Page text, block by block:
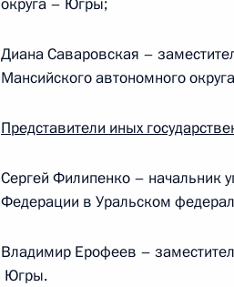
Рабочая встреча с
автономного округа Натальей
Дмитрий Медведев посетил
23 марта 2010 года, 14:00
Диана Саваровская –
Мансийского автономного
Представители иных
Сергей Филипенко – начальник
Федерации в Уральском
Владимир Ерофеев –
Югры.